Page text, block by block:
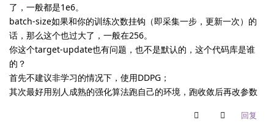
了，一般都是1e6。
batch-size如果和你的训练次数挂钩（即采集一步，更新一次）的
话，那么这个也过大了，一般在256。
你这个target-update也有问题，也不是默认的，这个代码库是谁
的？
首先不建议非学习的情况下，使用DDPG；
其次最好用别人成熟的强化算法跑自己的环境，跑收敛后再改参数
回复